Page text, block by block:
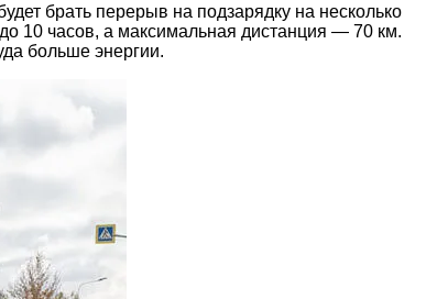
брать перерыв на подзарядку на несколько
10 часов, а максимальная дистанция — 70 км.
больше энергии.